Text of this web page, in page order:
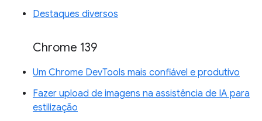
Destaques diversos
Chrome 139
Um Chrome DevTools mais confiável e produtivo
Fazer upload de imagens na assistência de IA para
estilização